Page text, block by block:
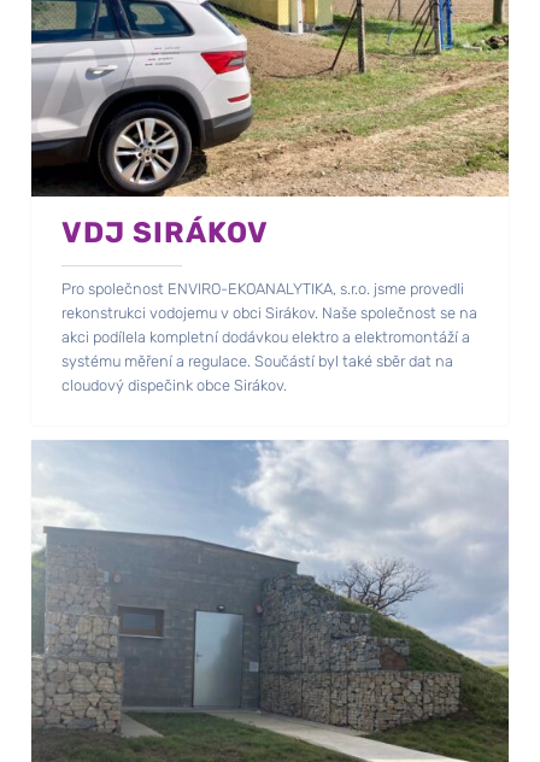
VDJ SIRÁKOV
Pro společnost ENVIRO-EKOANALYTIKA, s.r.o. jsme provedli
rekonstrukci vodojemu v obci Sirákov. Naše společnost se na
akci podílela kompletní dodávkou elektro a elektromontáží a
systému měření a regulace. Součástí byl také sběr dat na
cloudový dispečink obce Sirákov.